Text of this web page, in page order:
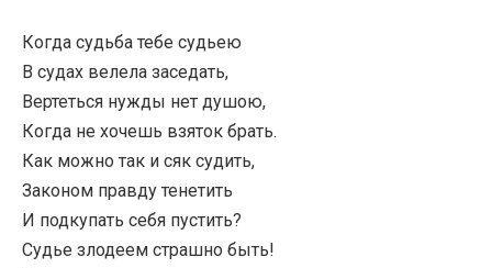
Когда судьба тебе судьею
В судах велела заседать,
Вертеться нужды нет душою,
Когда не хочешь взяток брать.
Как можно так и сяк судить,
Законом правду тенетить
И подкупать себя пустить?
Судье злодеем страшно быть!